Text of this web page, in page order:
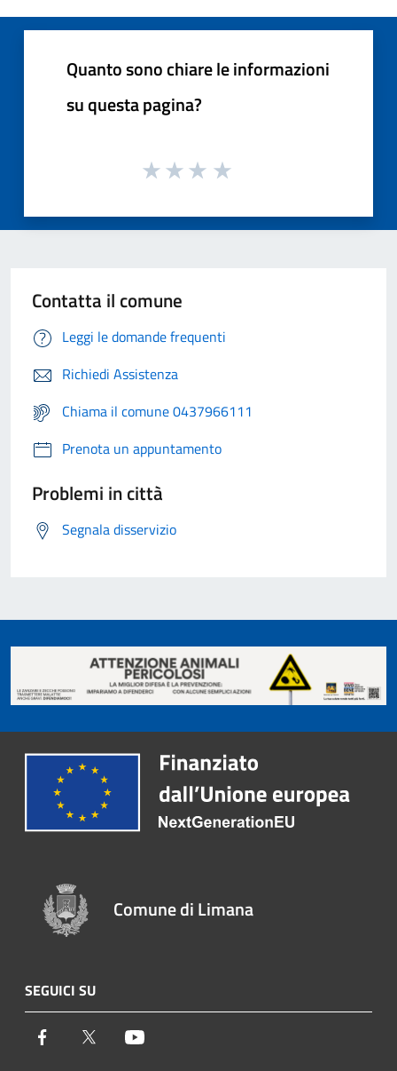
Quanto sono chiare le informazioni
su questa pagina?
Contatta il comune
Leggi le domande frequenti
Richiedi Assistenza
Chiama il comune 0437966111
Prenota un appuntamento
Problemi in città
Segnala disservizio
Comune di Limana
SEGUICI SU
Facebook Twitter